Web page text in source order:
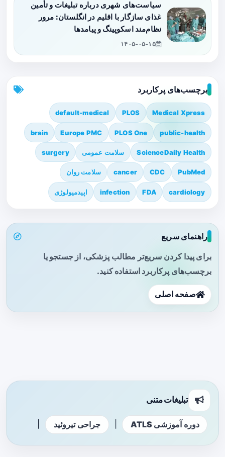
سیاست‌های شهری درباره تبلیغات و تأمین
غذای سازگار با اقلیم در انگلستان: مرور
نظام‌مند اسکوپینگ و پیامدها
۱۴۰۵-۰۵-۱۵
برچسب‌های پرکاربرد
Medical Xpress
PLOS
default-medical
public-health
PLOS One
Europe PMC
brain
ScienceDaily Health سلامت عمومی surgery
PubMed
CDC
cancer سلامت روان
cardiology
FDA
infection اپیدمیولوژی
راهنمای سریع
برای پیدا کردن سریع‌تر مطالب پزشکی، از جستجو یا
برچسب‌های پرکاربرد استفاده کنید.
صفحه اصلی
تبلیغات متنی
دوره آموزشی ATLS جراحی تیروئید